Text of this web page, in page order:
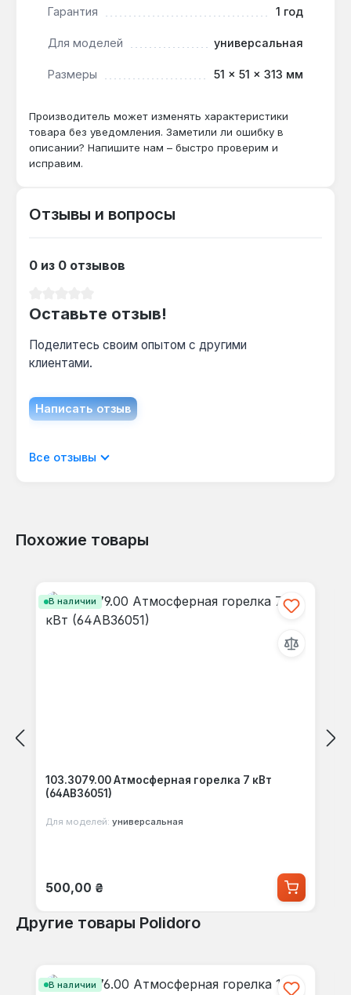
Подходит ли для котлов мощностью до
24 кВт?
потребуется установка двух таких горелок
или выбор модели с большей
производительностью.
Как часто нужно чистить инжекторы?
так как диаметр сопла 2,9 мм чувствителен к
Гарантия 1 год
Для моделей универсальная
Размеры 51 × 51 × 313 мм
Производитель может изменять характеристики
товара без уведомления. Заметили ли ошибку в
описании? Напишите нам – быстро проверим и
исправим.
Отзывы и вопросы
0 из 0 отзывов
Оставьте отзыв!
Поделитесь своим опытом с другими
клиентами.
Написать отзыв
Отображать отзывы только на текущем
Все отзывы
Похожие товары
В наличии
103.3079.00 Атмосферная горелка 7 кВт
(64АВ36051)
Для моделей: универсальная
Обычная цена:
500,00 ₴
Другие товары Polidoro
В наличии